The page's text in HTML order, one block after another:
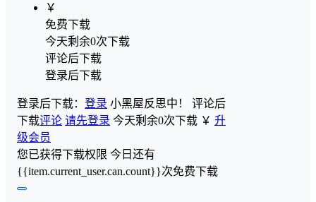
￥
免费下载
今天剩余0次下载
评论后下载
登录后下载
登录后下载： 登录 小黑屋反思中！ 评论后
下载评论 请先登录 今天剩余0次下载 ￥ 升
级会员
您已获得下载权限 今日还有
{{item.current_user.can.count}}次免费下载